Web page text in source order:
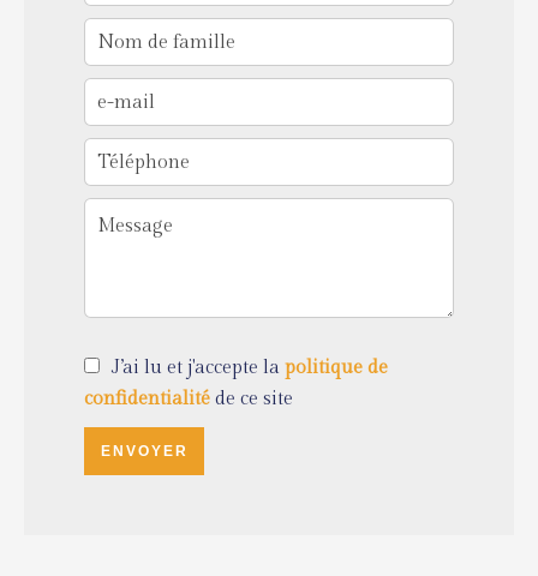
J’ai lu et j'accepte la politique de
confidentialité de ce site
ENVOYER